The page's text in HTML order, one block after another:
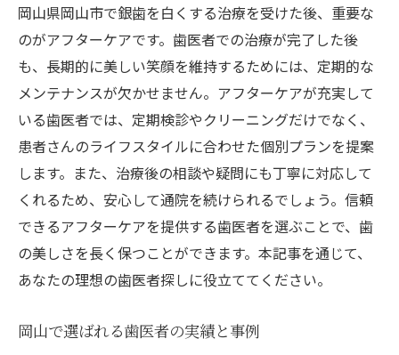
岡山県岡山市で銀歯を白くする治療を受けた後、重要な
のがアフターケアです。歯医者での治療が完了した後
も、長期的に美しい笑顔を維持するためには、定期的な
メンテナンスが欠かせません。アフターケアが充実して
いる歯医者では、定期検診やクリーニングだけでなく、
患者さんのライフスタイルに合わせた個別プランを提案
します。また、治療後の相談や疑問にも丁寧に対応して
くれるため、安心して通院を続けられるでしょう。信頼
できるアフターケアを提供する歯医者を選ぶことで、歯
の美しさを長く保つことができます。本記事を通じて、
あなたの理想の歯医者探しに役立ててください。
岡山で選ばれる歯医者の実績と事例